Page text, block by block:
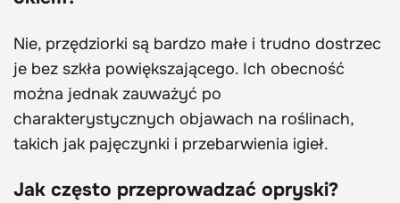
Nie, przędziorki są bardzo małe i trudno dostrzec
je bez szkła powiększającego. Ich obecność
można jednak zauważyć po
charakterystycznych objawach na roślinach,
takich jak pajęczynki i przebarwienia igieł.
Jak często przeprowadzać opryski?